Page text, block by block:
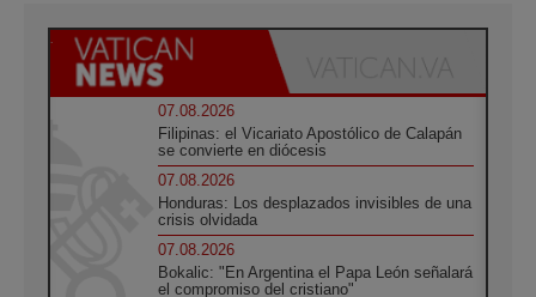
07.08.2026
Filipinas: el Vicariato Apostólico de Calapán
se convierte en diócesis
07.08.2026
Honduras: Los desplazados invisibles de una
crisis olvidada
07.08.2026
Bokalic: "En Argentina el Papa León señalará
el compromiso del cristiano"